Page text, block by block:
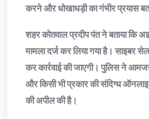
करने और धोखाधड़ी का गंभीर प्रयास
शहर कोतवाल प्रदीप पंत ने बताया कि
मामला दर्ज कर लिया गया है। साइबर
कर कार्रवाई की जाएगी। पुलिस ने
और किसी भी प्रकार की संदिग्ध
की अपील की है।